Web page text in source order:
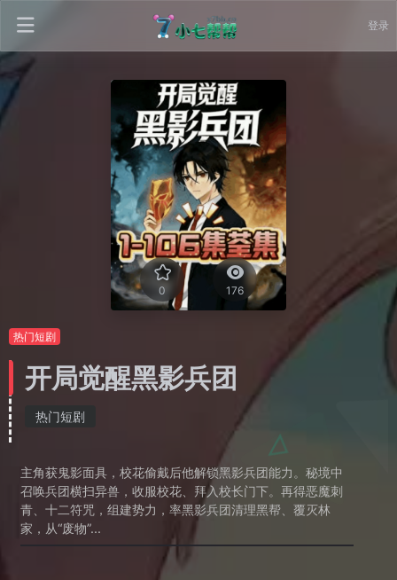
登录
0 176
热门短剧
开局觉醒黑影兵团
热门短剧
主角获鬼影面具，校花偷戴后他解锁黑影兵团能力。秘境中
召唤兵团横扫异兽，收服校花、拜入校长门下。再得恶魔刺
青、十二符咒，组建势力，率黑影兵团清理黑帮、覆灭林
家，从“废物”...